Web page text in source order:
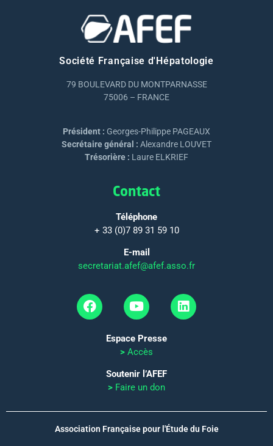
Société Française d'Hépatologie
79 BOULEVARD DU MONTPARNASSE
75006 – FRANCE
Président : Georges-Philippe PAGEAUX
Secrétaire général : Alexandre LOUVET
Trésorière : Laure ELKRIEF
Contact
Téléphone
+ 33 (0)7 89 31 59 10
E-mail
secretariat.afef@afef.asso.fr
Espace Presse
> Accès
Soutenir l’AFEF
> Faire un don
Association Française pour l'Étude du Foie